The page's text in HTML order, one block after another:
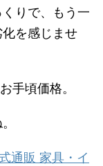
りで、もう一
を感じませ
手頃価格。
通販 家具・イ